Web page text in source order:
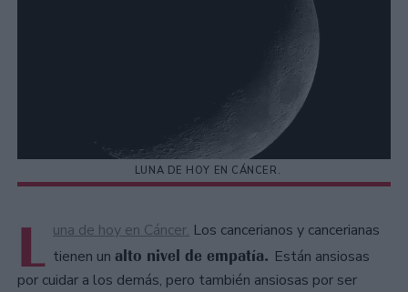
LUNA DE HOY EN CÁNCER.
L una de hoy en Cáncer. Los cancerianos y cancerianas
tienen un alto nivel de empatía. Están ansiosas
por cuidar a los demás, pero también ansiosas por ser